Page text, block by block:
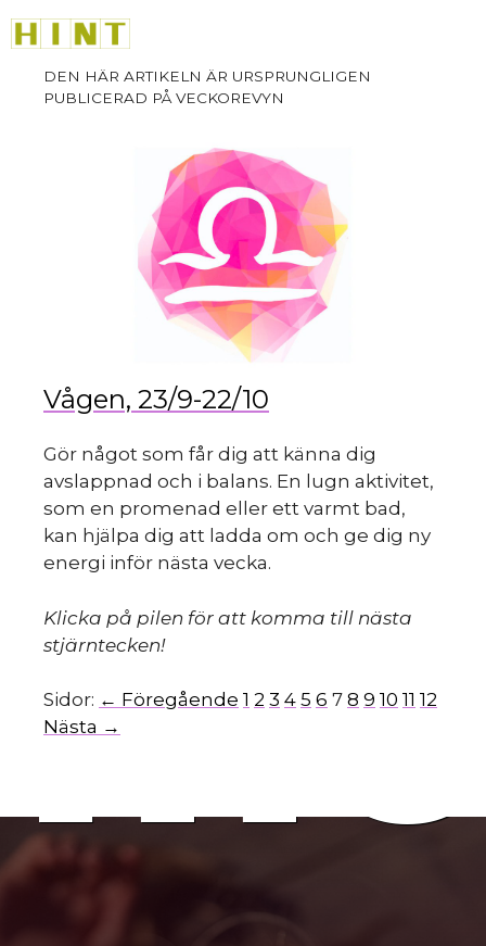
till
innehåll
Vågen, 23/9-22/10
Gör något som får dig att känna dig
avslappnad och i balans. En lugn aktivitet,
som en promenad eller ett varmt bad,
kan hjälpa dig att ladda om och ge dig ny
energi inför nästa vecka.
Klicka på pilen för att komma till nästa
stjärntecken!
Sidor: ← Föregående 1 2 3 4 5 6 7 8 9 10 11 12
Nästa →